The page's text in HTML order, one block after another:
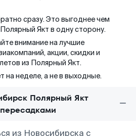
сразу. Это выгоднее чем
Якт в одну сторону.
внимание на лучшие
акции, скидки и
из Полярный Якт.
на неделе, а не в выходные.
Полярный Якт
из Новосибирска с